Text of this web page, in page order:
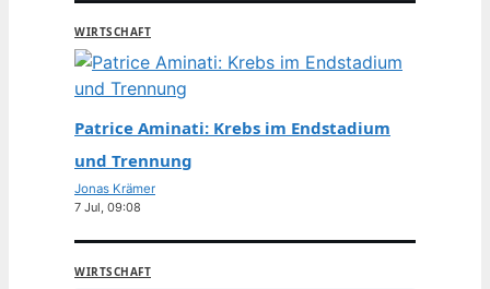
WIRTSCHAFT
Patrice Aminati: Krebs im Endstadium
und Trennung
Jonas Krämer
7 Jul, 09:08
WIRTSCHAFT